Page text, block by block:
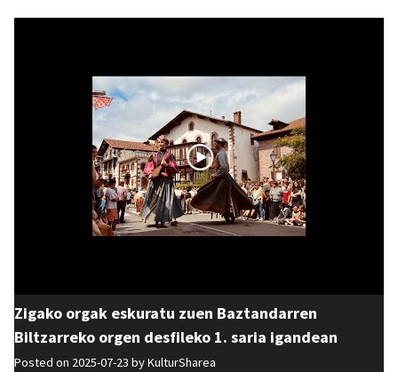
Zigako orgak eskuratu zuen Baztandarren
Biltzarreko orgen desfileko 1. saria igandean
Posted on 2025-07-23 byKulturSharea